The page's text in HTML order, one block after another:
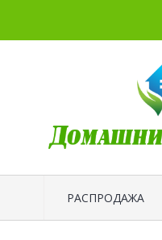
РАСПРОДАЖА